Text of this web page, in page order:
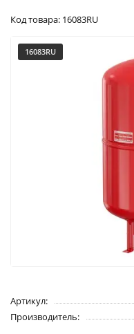
Код товара: 16083RU
16083RU
Артикул:
Производитель: